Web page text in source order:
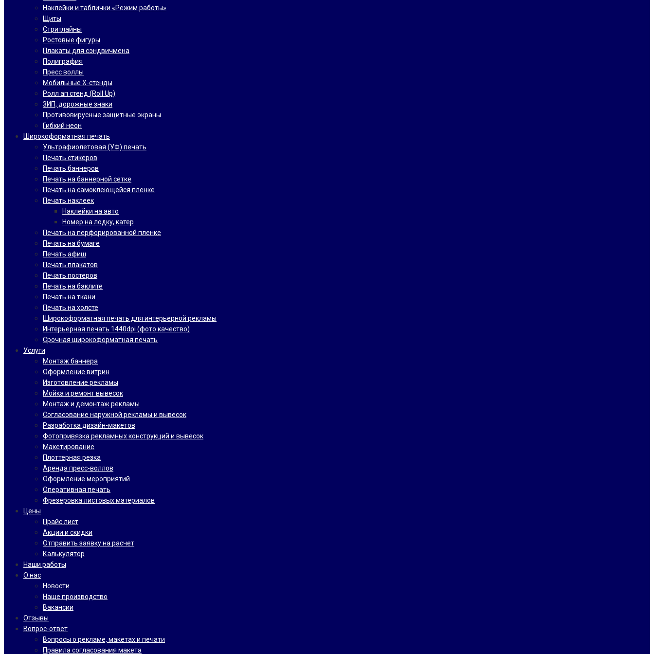
Наклейки и таблички «Режим работы»
Щиты
Стритлайны
Ростовые фигуры
Плакаты для сэндвичмена
Полиграфия
Пресс воллы
Мобильные Х-стенды
Ролл ап стенд (Roll Up)
ЗИП, дорожные знаки
Противовирусные защитные экраны
Гибкий неон
Широкоформатная печать
Ультрафиолетовая (УФ) печать
Печать стикеров
Печать баннеров
Печать на баннерной сетке
Печать на самоклеющейся пленке
Печать наклеек
Наклейки на авто
Номер на лодку, катер
Печать на перфорированной пленке
Печать на бумаге
Печать афиш
Печать плакатов
Печать постеров
Печать на бэклите
Печать на ткани
Печать на холсте
Широкоформатная печать для интерьерной рекламы
Интерьерная печать 1440dpi (фото качество)
Срочная широкоформатная печать
Услуги
Монтаж баннера
Оформление витрин
Изготовление рекламы
Мойка и ремонт вывесок
Монтаж и демонтаж рекламы
Согласование наружной рекламы и вывесок
Разработка дизайн-макетов
Фотопривязка рекламных конструкций и вывесок
Макетирование
Плоттерная резка
Аренда пресс-воллов
Оформление мероприятий
Оперативная печать
Фрезеровка листовых материалов
Цены
Прайс лист
Акции и скидки
Отправить заявку на расчет
Калькулятор
Наши работы
О нас
Новости
Наше производство
Вакансии
Отзывы
Вопрос-ответ
Вопросы о рекламе, макетах и печати
Правила согласования макета